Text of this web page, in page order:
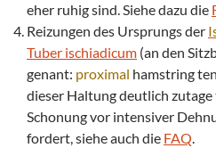
eher ruhig sind. Siehe dazu die
Reizungen des Ursprungs der
Tuber ischiadicum (an den
genant: proximal hamstring
dieser Haltung deutlich
Schonung vor intensiver
fordert, siehe auch die FAQ.